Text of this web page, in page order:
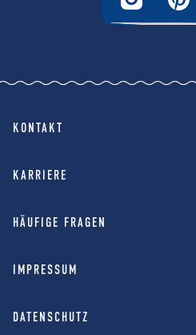
KONTAKT
KARRIERE
HÄUFIGE FRAGEN
IMPRESSUM
DATENSCHUTZ